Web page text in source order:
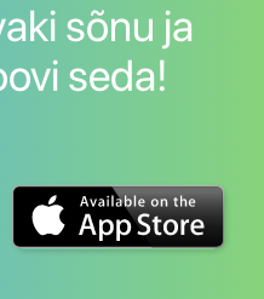
sõnu ja
seda!